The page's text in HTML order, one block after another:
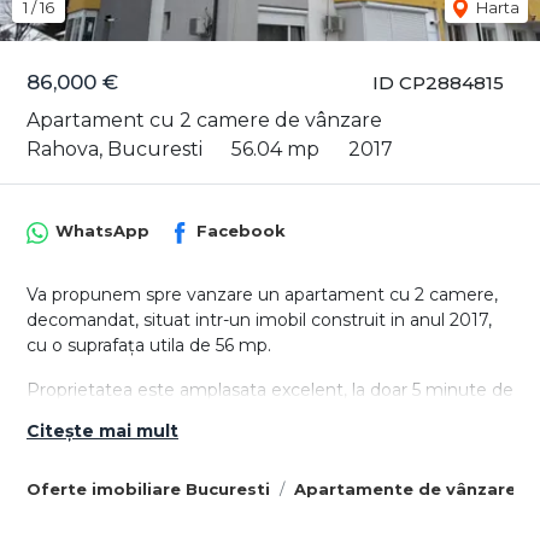
ID CP2884815
86,000 €
Apartament cu 2 camere de vânzare
Rahova, Bucuresti
56.04 mp 2017
1 /16 Harta
Oferte imobiliare Bucuresti Apartamente de vânzare
WhatsApp Facebook
Va propunem spre vanzare un apartament cu 2 camere,
decomandat, situat intr-un imobil construit in anul 2017,
cu o suprafața utila de 56 mp.
Proprietatea este amplasata excelent, la doar 5 minute de
avand acces rapid la mijloace de transport, magazine, scoli
Citește mai mult